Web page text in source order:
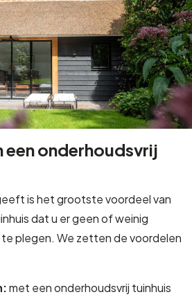
een onderhoudsvrij
is het grootste voordeel van
dat u er geen of weinig
plegen. We zetten de voordelen
met een onderhoudsvrij tuinhuis